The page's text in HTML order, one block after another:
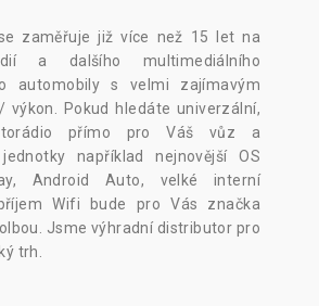
zaměřuje již více než 15 let na
a dalšího multimediálního
automobily s velmi zajímavým
výkon. Pokud hledáte univerzální,
přímo pro Váš vůz a
například nejnovější OS
Android Auto, velké interní
Wifi bude pro Vás značka
Jsme výhradní distributor pro
trh.